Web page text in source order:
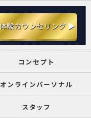
コンセプト
オンラインパーソナル
スタッフ